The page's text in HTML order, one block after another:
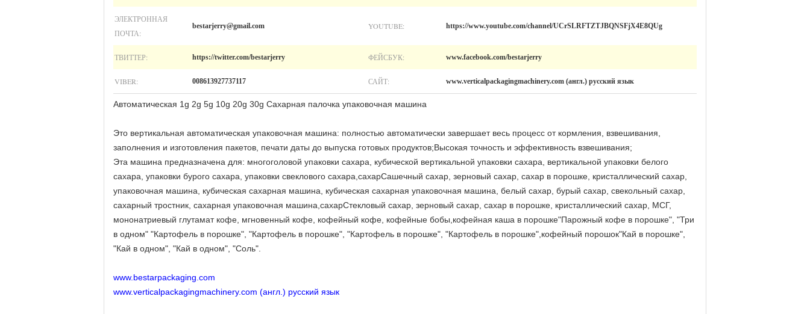
ЭЛЕКТРОННАЯ
ПОЧТА:
bestarjerry@gmail.com YOUTUBE: https://www.youtube.com/channel/UCrSLRFTZTJBQNSFjX4E8QUg
ТВИТТЕР: https://twitter.com/bestarjerry ФЕЙСБУК: www.facebook.com/bestarjerry
VIBER: 008613927737117 САЙТ: www.verticalpackagingmachinery.com (англ.) русский язык
Автоматическая 1g 2g 5g 10g 20g 30g Сахарная палочка упаковочная машина
Это вертикальная автоматическая упаковочная машина: полностью автоматически завершает весь процесс от кормления, взвешивания,
заполнения и изготовления пакетов, печати даты до выпуска готовых продуктов;Высокая точность и эффективность взвешивания;
Эта машина предназначена для: многоголовой упаковки сахара, кубической вертикальной упаковки сахара, вертикальной упаковки белого
сахара, упаковки бурого сахара, упаковки свеклового сахара,сахарСашечный сахар, зерновый сахар, сахар в порошке, кристаллический сахар,
упаковочная машина, кубическая сахарная машина, кубическая сахарная упаковочная машина, белый сахар, бурый сахар, свекольный сахар,
сахарный тростник, сахарная упаковочная машина,сахарСтекловый сахар, зерновый сахар, сахар в порошке, кристаллический сахар, МСГ,
мононатриевый глутамат кофе, мгновенный кофе, кофейный кофе, кофейные бобы,кофейная каша в порошке"Парожный кофе в порошке", "Три
в одном" "Картофель в порошке", "Картофель в порошке", "Картофель в порошке", "Картофель в порошке",кофейный порошок"Кай в порошке",
"Кай в одном", "Кай в одном", "Соль".
www.bestarpackaging.com
www.verticalpackagingmachinery.com (англ.) русский язык